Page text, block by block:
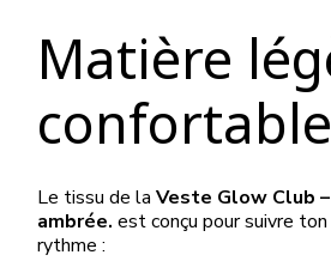
Matière
confortable
Le tissu de laVeste Glow Club
ambrée. est conçu pour suivre ton
rythme :